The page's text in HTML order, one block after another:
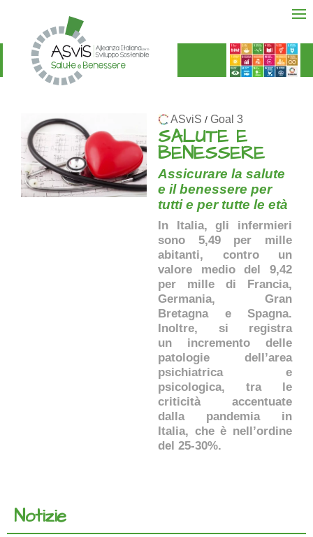
ASviS / Goal 3
SALUTE E
BENESSERE
Assicurare la salute
e il benessere per
tutti e per tutte le età
In Italia, gli infermieri
sono 5,49 per mille
abitanti, contro un
valore medio del 9,42
per mille di Francia,
Germania, Gran
Bretagna e Spagna.
Inoltre, si registra
un incremento delle
patologie dell’area
psichiatrica e
psicologica, tra le
criticità accentuate
dalla pandemia in
Italia, che è nell’ordine
del 25-30%.
Notizie